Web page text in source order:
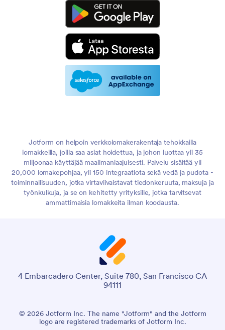
Jotform on helpoin verkkolomakerakentaja tehokkailla
lomakkeilla, joilla saa asiat hoidettua, ja johon luottaa yli 35
miljoonaa käyttäjää maailmanlaajuisesti. Palvelu sisältää yli
20,000 lomakepohjaa, yli 150 integraatiota sekä vedä ja pudota -
toiminnallisuuden, jotka virtaviivaistavat tiedonkeruuta, maksuja ja
työnkulkuja, ja se on kehitetty yrityksille, jotka tarvitsevat
ammattimaisia lomakkeita ilman koodausta.
4 Embarcadero Center, Suite 780, San Francisco CA
94111
© 2026 Jotform Inc. The name "Jotform" and the Jotform
logo are registered trademarks of Jotform Inc.